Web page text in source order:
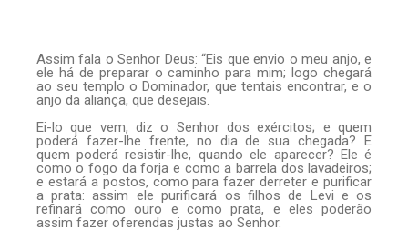
Assim fala o Senhor Deus: “Eis que envio o meu anjo, e
ele há de preparar o caminho para mim; logo chegará
ao seu templo o Dominador, que tentais encontrar, e o
anjo da aliança, que desejais.
Ei-lo que vem, diz o Senhor dos exércitos; e quem
poderá fazer-lhe frente, no dia de sua chegada? E
quem poderá resistir-lhe, quando ele aparecer? Ele é
como o fogo da forja e como a barrela dos lavadeiros;
e estará a postos, como para fazer derreter e purificar
a prata: assim ele purificará os filhos de Levi e os
refinará como ouro e como prata, e eles poderão
assim fazer oferendas justas ao Senhor.